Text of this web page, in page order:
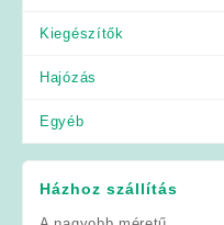
Kiegészítők
Hajózás
Egyéb
Házhoz szállítás